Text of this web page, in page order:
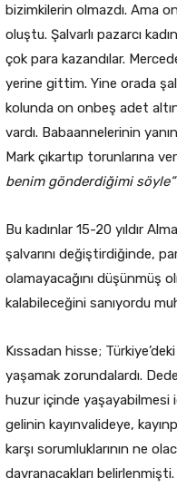
bizimkilerin olmazdı. Ama
oluştu. Şalvarlı pazarcı
çok para kazandılar.
yerine gittim. Yine orada
kolunda on onbeş adet
vardı. Babaannelerinin
Mark çıkartıp torunlarına
benim gönderdiğimi söyle”
Bu kadınlar 15-20 yıldır
şalvarını değiştirdiğinde,
olamayacağını düşünmüş
kalabileceğini sanıyordu
Kıssadan hisse;
yaşamak zorundalardı.
huzur içinde yaşayabilmesi
gelinin kayınvalideye,
karşı sorumluklarının ne
davranacakları